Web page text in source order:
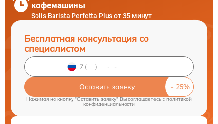
кофемашины
Solis Barista Perfetta Plus от 35 минут
Бесплатная консультация со
специалистом
Оставить заявку
Нажимая на кнопку "Оставить заявку" Вы соглашаетесь cполитикой
конфиденциальности